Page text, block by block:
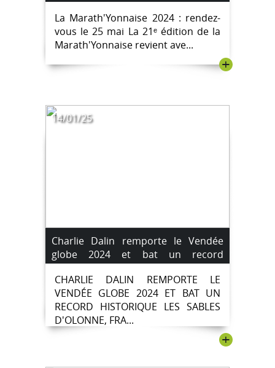
La Marath'Yonnaise 2024 : rendez-
vous le 25 mai La 21ᵉ édition de la
Marath'Yonnaise revient ave...
+
14/01/25
Charlie Dalin remporte le Vendée
globe 2024 et bat un record
historique.
CHARLIE DALIN REMPORTE LE
VENDÉE GLOBE 2024 ET BAT UN
RECORD HISTORIQUE LES SABLES
D'OLONNE, FRA...
+